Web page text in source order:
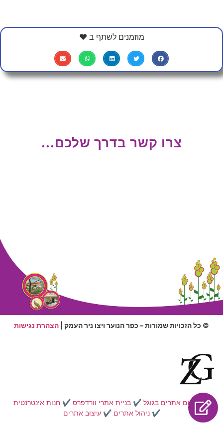
מוזמנים לשתף ב ❤
צרו קשר בדרך שלכם...
© כל הזכויות שמורות – כפר הנוער ויצו ניר העמק | הצהרת נגישות
✔️קידום אתרים בגוגל ✔️בניית אתרי וורדפרס ✔️ חנות אינטרנטית
✔️ ניהול אתרים ✔️עיצוב אתרים